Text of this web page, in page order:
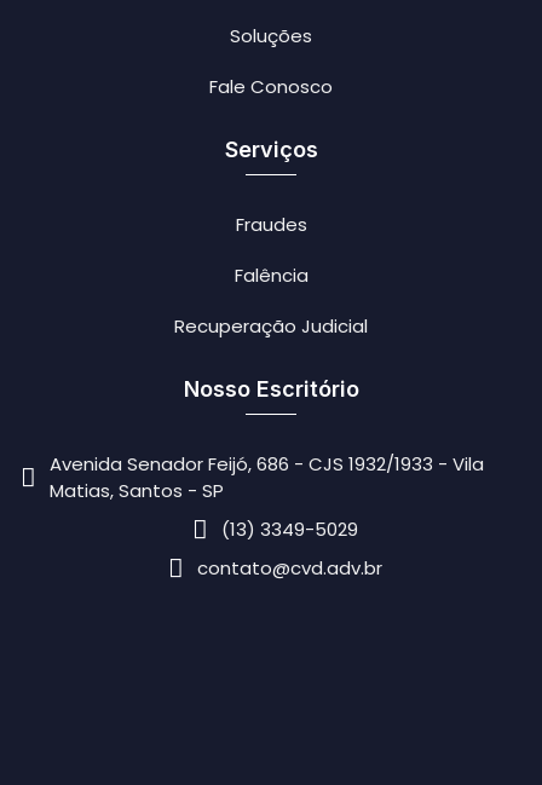
Soluções
Fale Conosco
Serviços
Fraudes
Falência
Recuperação Judicial
Nosso Escritório
Avenida Senador Feijó, 686 - CJS 1932/1933 - Vila
Matias, Santos - SP
(13) 3349-5029
contato@cvd.adv.br